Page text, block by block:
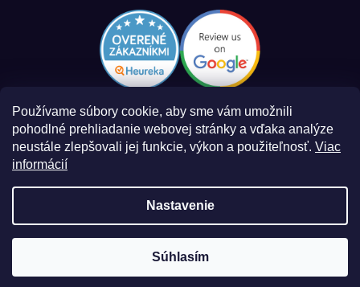
Používame súbory cookie, aby sme vám umožnili
pohodlné prehliadanie webovej stránky a vďaka analýze
neustále zlepšovali jej funkcie, výkon a použiteľnosť. Viac
informácií
Nastavenie
Súhlasím
Zásady spracovania osobných údajov
Obchodné podmienky
Vytvoril Shoptet a
Copyright 2026Smart Log. Všetky práva vyhradené.